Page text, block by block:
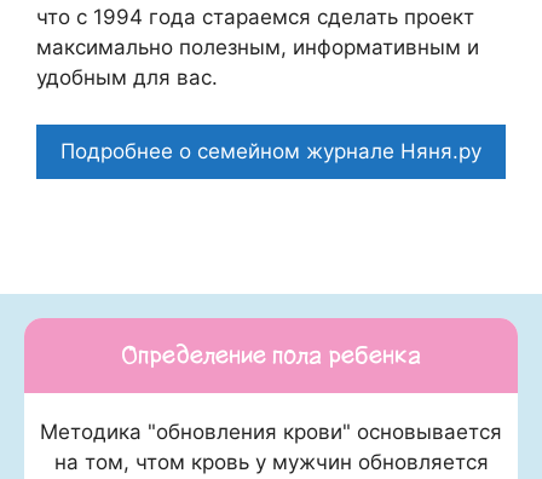
что c 1994 года стараемся сделать проект
максимально полезным, информативным и
удобным для вас.
Подробнее о семейном журнале Няня.ру
Определение пола ребенка
Методика "обновления крови" основывается
на том, чтом кровь у мужчин обновляется